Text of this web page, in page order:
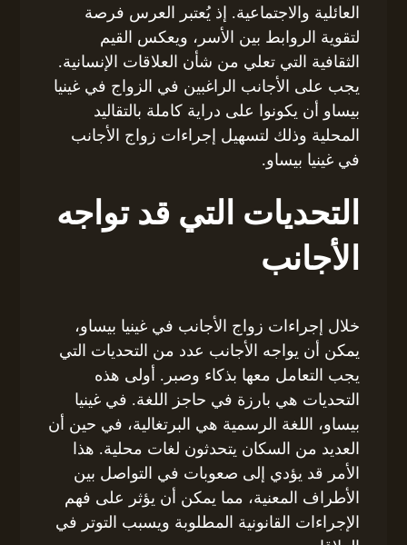
العائلية والاجتماعية. إذ يُعتبر العرس فرصة
لتقوية الروابط بين الأسر، ويعكس القيم
الثقافية التي تعلي من شأن العلاقات الإنسانية.
يجب على الأجانب الراغبين في الزواج في غينيا
بيساو أن يكونوا على دراية كاملة بالتقاليد
المحلية وذلك لتسهيل إجراءات زواج الأجانب
في غينيا بيساو.
التحديات التي قد تواجه
الأجانب
خلال إجراءات زواج الأجانب في غينيا بيساو،
يمكن أن يواجه الأجانب عدد من التحديات التي
يجب التعامل معها بذكاء وصبر. أولى هذه
التحديات هي بارزة في حاجز اللغة. في غينيا
بيساو، اللغة الرسمية هي البرتغالية، في حين أن
العديد من السكان يتحدثون لغات محلية. هذا
الأمر قد يؤدي إلى صعوبات في التواصل بين
الأطراف المعنية، مما يمكن أن يؤثر على فهم
الإجراءات القانونية المطلوبة ويسبب التوتر في